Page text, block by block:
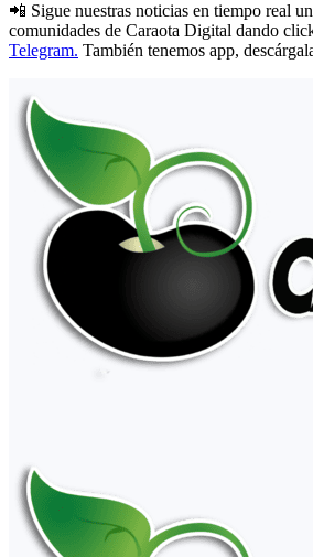
📲 Sigue nuestras noticias en tiempo real
comunidades de Caraota Digital dando
Telegram. También tenemos app,